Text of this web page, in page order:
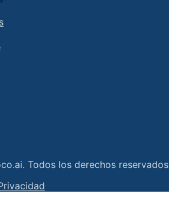
. Todos los derechos reservados